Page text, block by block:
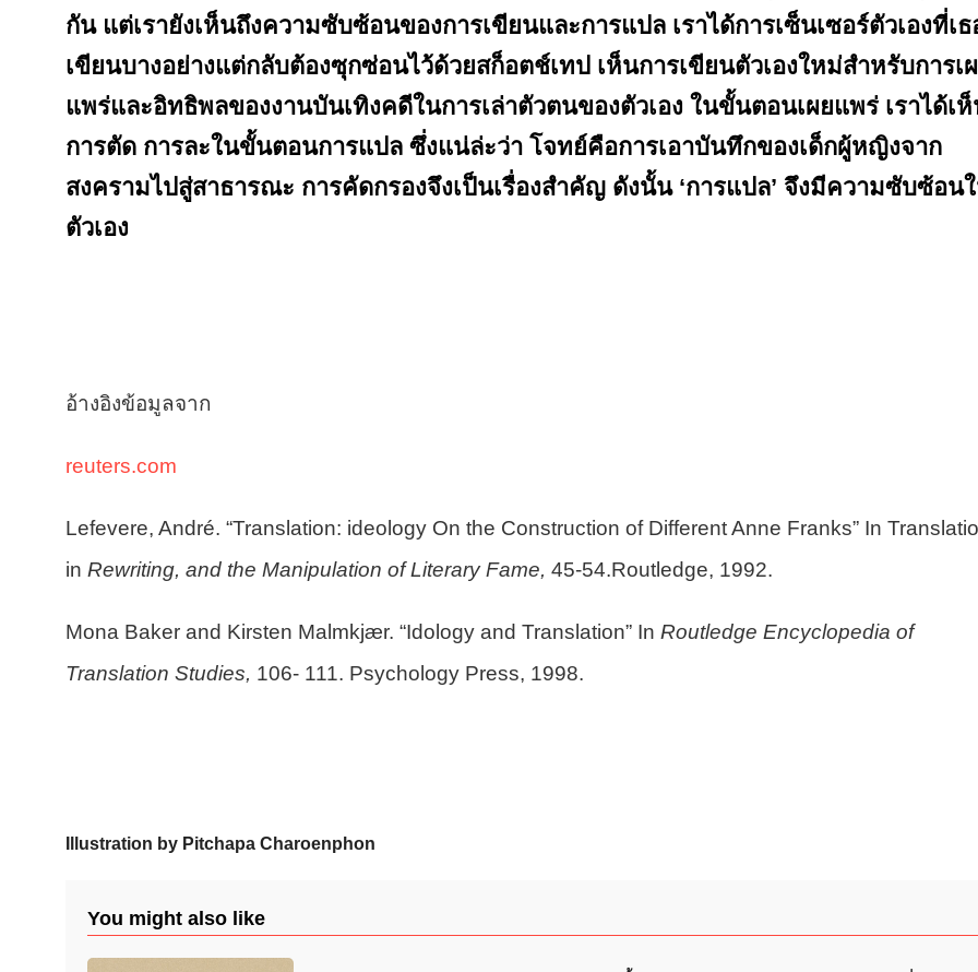
กัน แต่เรายังเห็นถึงความซับซ้อนของการเขียนและการแปล เราได้การเซ็นเซอร์ตัวเองที่เธ
เขียนบางอย่างแต่กลับต้องซุกซ่อนไว้ด้วยสก็อตช์เทป เห็นการเขียนตัวเองใหม่สำหรับการเ
แพร่และอิทธิพลของงานบันเทิงคดีในการเล่าตัวตนของตัวเอง ในขั้นตอนเผยแพร่ เราได้เ
การตัด การละในขั้นตอนการแปล ซึ่งแน่ล่ะว่า โจทย์คือการเอาบันทึกของเด็กผู้หญิงจาก
สงครามไปสู่สาธารณะ การคัดกรองจึงเป็นเรื่องสำคัญ ดังนั้น ‘การแปล’ จึงมีความซับซ้อน
ตัวเอง
อ้างอิงข้อมูลจาก
reuters.com
Lefevere, André. “Translation: ideology On the Construction of Different Anne Franks” In
in Rewriting, and the Manipulation of Literary Fame, 45-54.Routledge, 1992.
Mona Baker and Kirsten Malmkjær. “Idology and Translation” In Routledge Encyclopedia of
Translation Studies, 106- 111. Psychology Press, 1998.
Illustration by Pitchapa Charoenphon
You might also like